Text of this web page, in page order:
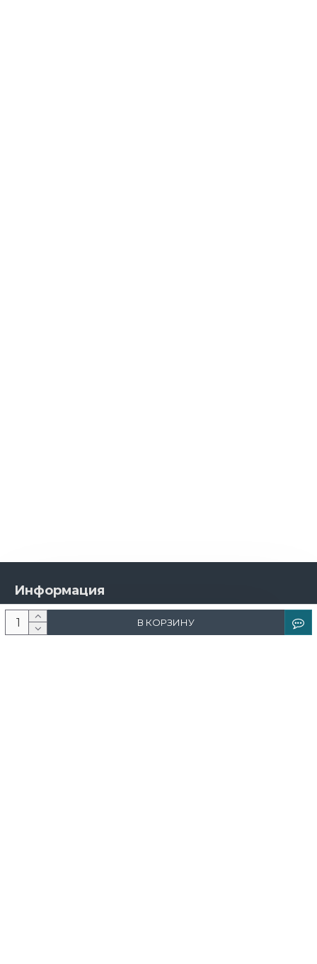
В КОРЗИНУ
Информация
О компании
Новости и акции